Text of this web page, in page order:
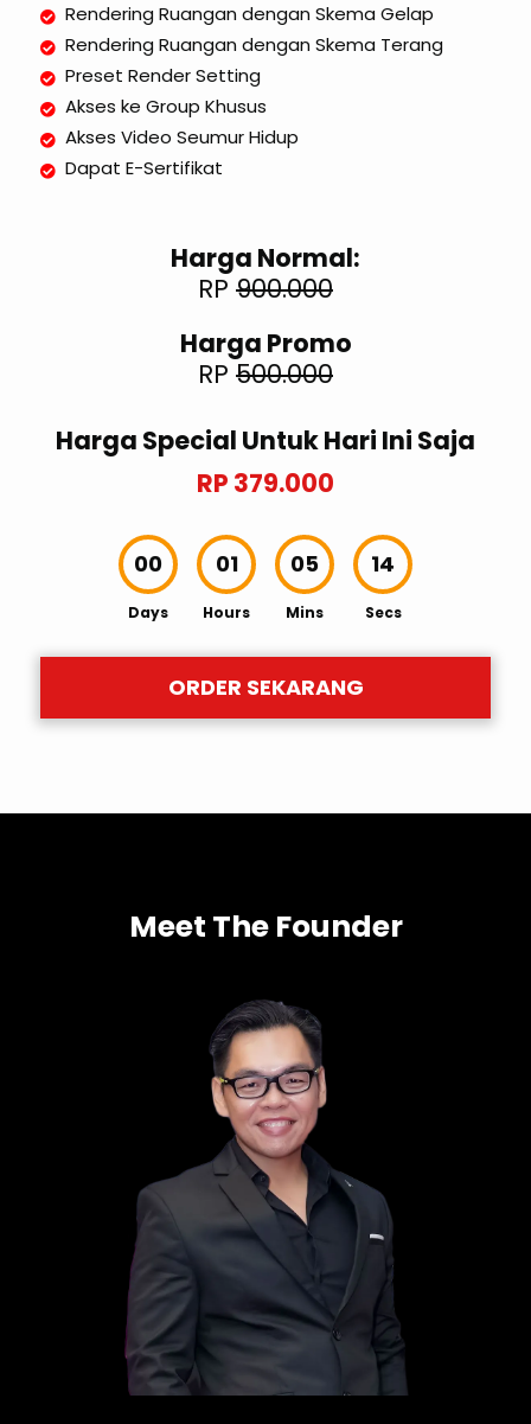
Modul 6: Rendering
V-Ray Render Setting
Modul 7: Post Production
Final Post production Dark Scheme
Rendering Ruangan dengan Skema Gelap
Rendering Ruangan dengan Skema Terang
Preset Render Setting
Akses ke Group Khusus
Akses Video Seumur Hidup
Dapat E-Sertifikat
Harga Normal:
RP 900.000
Harga Promo
RP 500.000
Harga Special Untuk Hari Ini Saja
RP 379.000
00
Days
01
Hours
05
Mins
12
Secs
ORDER SEKARANG
Meet The Founder